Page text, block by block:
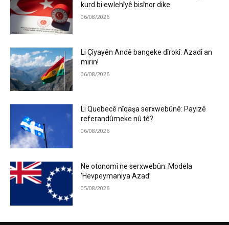
kurd bi ewlehîyê bisînor dike
06/08/2026
Li Çîyayên Andê bangeke dîrokî: Azadî an
mirin!
06/08/2026
Li Quebecê nîqaşa serxwebûnê: Payizê
referandûmeke nû tê?
06/08/2026
Ne otonomî ne serxwebûn: Modela
‘Hevpeymaniya Azad’
05/08/2026